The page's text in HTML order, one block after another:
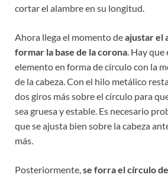
cortar el alambre en su longitud.
Ahora llega el momento deajustar el
formar la base de la corona. Hay
elemento en forma de círculo con la
de la cabeza. Con el hilo metálico
dos giros más sobre el círculo para
sea gruesa y estable. Es necesario
que se ajusta bien sobre la cabeza
más.
Posteriormente,se forra el círculo